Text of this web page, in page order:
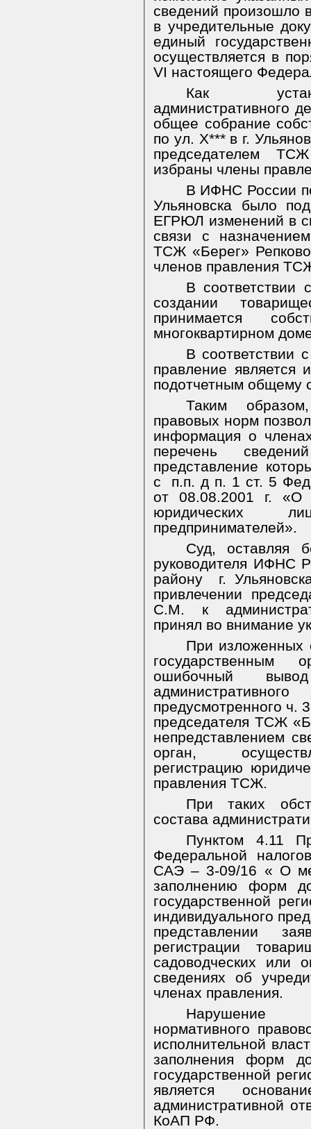
сведений произошло
в учредительные
единый
осуществляется в
VI настоящего
Как
административного
общее собрание
по ул. Х*** в г.
председателем
избраны члены
В ИФНС России
Ульяновска было
ЕГРЮЛ изменений в
связи с
ТСЖ «Берег»
членов правления
В
создании
принимается
многоквартирном
В соответствии
правление является
подотчетным общему
Таким
правовых норм
информация о
перечень
представление
с
п.п. д п. 1 ст. 5
от 08.08.2001 г. «О
юридических
предпринимателей».
Суд, оставляя
руководителя ИФНС
району
г.
привлечении
С.М. к
принял во внимание
При изложенных
ошибочный
предусмотренного ч.
председателя ТСЖ
непредставлением
орган,
регистрацию
правления ТСЖ.
При таких
состава
Пунктом 4.11
Федеральной
САЭ – 3-09/16 « О
заполнению форм
государственной
индивидуального
представлении
регистрации
садоводческих или
сведениях об
членах правления.
Нарушение
нормативного
исполнительной
заполнения форм
государственной
является
административной
КоАП РФ.